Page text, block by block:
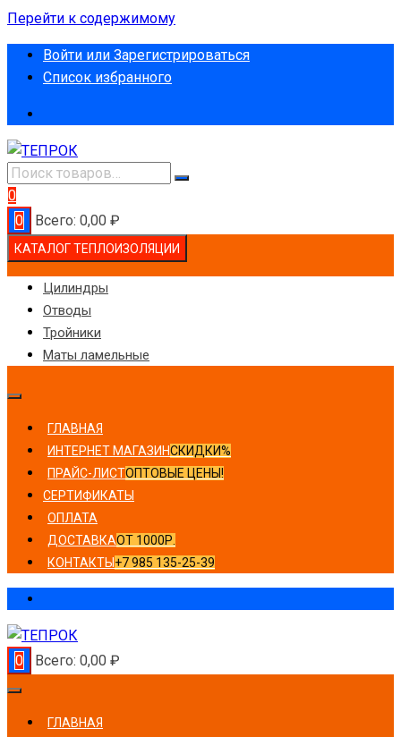
Перейти к содержимому
Войти или Зарегистрироваться
Список избранного
0
0
Всего: 0,00 ₽
КАТАЛОГ ТЕПЛОИЗОЛЯЦИИ
Цилиндры
Отводы
Тройники
Маты ламельные
ГЛАВНАЯ
ИНТЕРНЕТ МАГАЗИНСКИДКИ%
ПРАЙС-ЛИСТОПТОВЫЕ ЦЕНЫ!
СЕРТИФИКАТЫ
ОПЛАТА
ДОСТАВКАОТ 1000Р.
КОНТАКТЫ +7 985 135-25-39
0 Всего: 0,00 ₽
ГЛАВНАЯ